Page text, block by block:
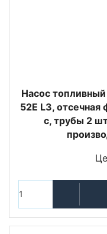
Насос топливный
52E L3,
с, трубы 2